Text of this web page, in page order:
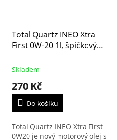
Total Quartz INEO Xtra
First 0W-20 1l, špičkový
Skladem
270 Kč
Do košíku
Total Quartz INEO Xtra First
0W20 je nový motorový olej s